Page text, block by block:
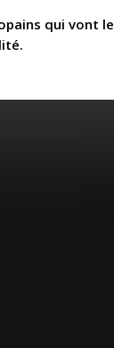
qui vont le